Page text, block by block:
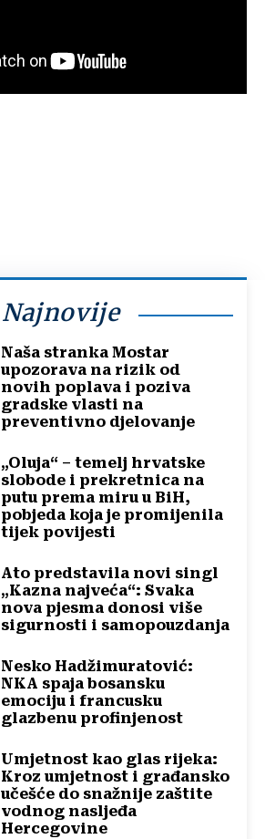
Najnovije
Naša stranka Mostar
upozorava na rizik od
novih poplava i poziva
gradske vlasti na
preventivno djelovanje
„Oluja“ – temelj hrvatske
slobode i prekretnica na
putu prema miru u BiH,
pobjeda koja je promijenila
tijek povijesti
Ato predstavila novi singl
„Kazna najveća“: Svaka
nova pjesma donosi više
sigurnosti i samopouzdanja
Nesko Hadžimuratović:
NKA spaja bosansku
emociju i francusku
glazbenu profinjenost
Umjetnost kao glas rijeka:
Kroz umjetnost i građansko
učešće do snažnije zaštite
vodnog nasljeđa
Hercegovine